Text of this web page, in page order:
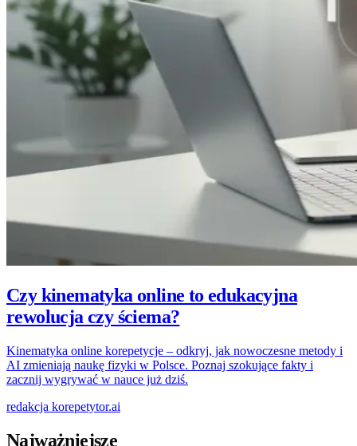
Czy kinematyka online to edukacyjna
rewolucja czy ściema?
Kinematyka online korepetycje – odkryj, jak nowoczesne metody i
AI zmieniają naukę fizyki w Polsce. Poznaj szokujące fakty i
zacznij wygrywać w nauce już dziś.
redakcja korepetytor.ai
Najważniejsze